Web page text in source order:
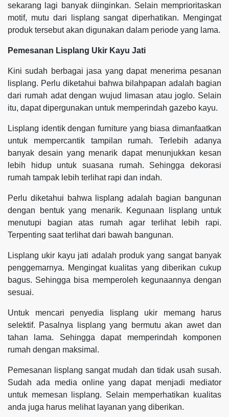
sekarang lagi banyak diinginkan. Selain memprioritaskan
motif, mutu dari lisplang sangat diperhatikan. Mengingat
produk tersebut akan digunakan dalam periode yang lama.
Pemesanan Lisplang Ukir Kayu Jati
Kini sudah berbagai jasa yang dapat menerima pesanan
lisplang. Perlu diketahui bahwa bilahpapan adalah bagian
dari rumah adat dengan wujud limasan atau joglo. Selain
itu, dapat dipergunakan untuk memperindah gazebo kayu.
Lisplang identik dengan furniture yang biasa dimanfaatkan
untuk mempercantik tampilan rumah. Terlebih adanya
banyak desain yang menarik dapat menunjukkan kesan
lebih hidup untuk suasana rumah. Sehingga dekorasi
rumah tampak lebih terlihat rapi dan indah.
Perlu diketahui bahwa lisplang adalah bagian bangunan
dengan bentuk yang menarik. Kegunaan lisplang untuk
menutupi bagian atas rumah agar terlihat lebih rapi.
Terpenting saat terlihat dari bawah bangunan.
Lisplang ukir kayu jati adalah produk yang sangat banyak
penggemarnya. Mengingat kualitas yang diberikan cukup
bagus. Sehingga bisa memperoleh kegunaannya dengan
sesuai.
Untuk mencari penyedia lisplang ukir memang harus
selektif. Pasalnya lisplang yang bermutu akan awet dan
tahan lama. Sehingga dapat memperindah komponen
rumah dengan maksimal.
Pemesanan lisplang sangat mudah dan tidak usah susah.
Sudah ada media online yang dapat menjadi mediator
untuk memesan lisplang. Selain memperhatikan kualitas
anda juga harus melihat layanan yang diberikan.